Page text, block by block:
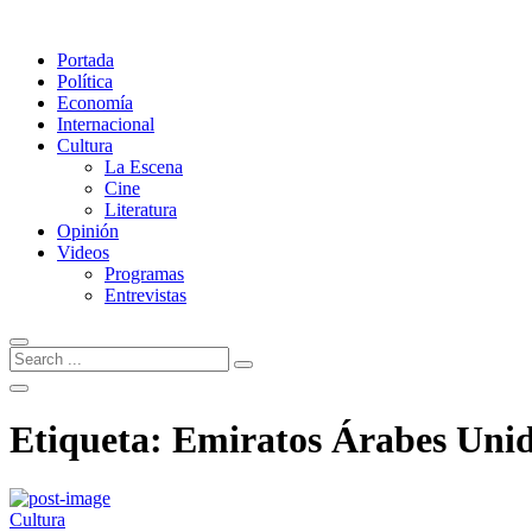
Portada
Política
Economía
Internacional
Cultura
La Escena
Cine
Literatura
Opinión
Videos
Programas
Entrevistas
Etiqueta: Emiratos Árabes
Cultura